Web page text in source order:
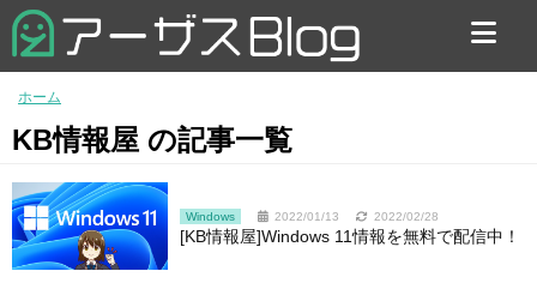
お問い合わせ
ホーム
KB情報屋 の記事一覧
Windows 2022/01/13 2022/02/28
[KB情報屋]Windows 11情報を無料で配信中！